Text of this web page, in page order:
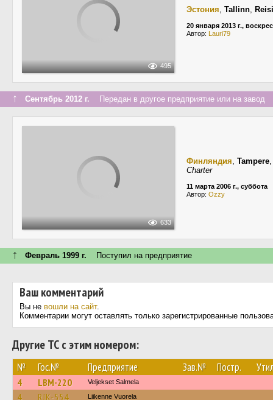
495
Эстония, Tallinn,
20 января 2013 г.,
Автор: Lauri79
↑ Сентябрь 2012 г. Передан в другое предприятие или на завод
633
Финляндия, Tampere
Charter
11 марта 2006 г., суббота
Автор: Ozzy
↑ Февраль 1999 г. Поступил на предприятие
Ваш комментарий
Вы не вошли на сайт.
Комментарии могут оставлять только зарегистрированные
Другие ТС с этим номером:
№ Гос.№ Предприятие Зав.№ Постр.
4 LBM-220 Veljekset Salmela
4 RJK-554 Liikenne Vuorela